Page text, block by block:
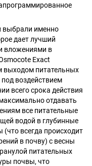
выбрали именно
дает лучший
вложениями в
Exact
выходом питательных
воздействием
всего срока действия
отдавать
все питательные
водой в глубинные
(что всегда происходит
в почву) с весны
питательных
почвы, что